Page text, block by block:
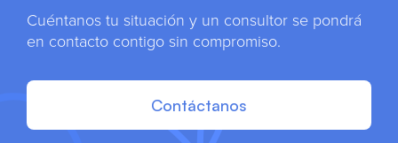
Cuéntanos tu situación y un consultor se pondrá
en contacto contigo sin compromiso.
Contáctanos